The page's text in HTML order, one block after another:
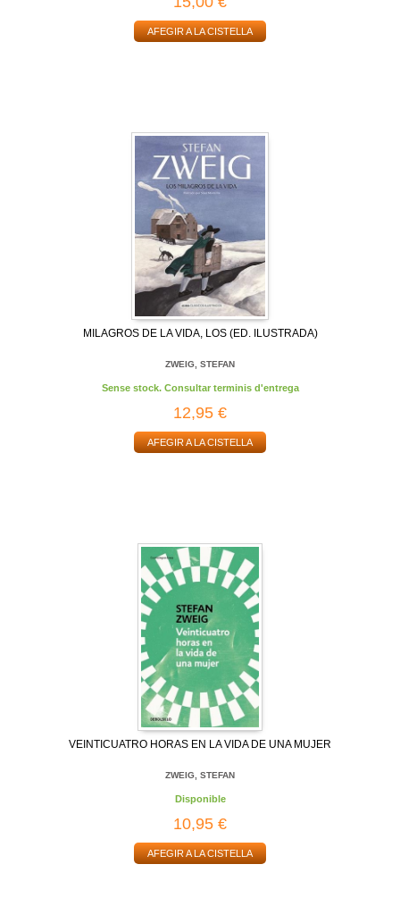
AFEGIR A LA CISTELLA
MILAGROS DE LA VIDA, LOS (ED. ILUSTRADA)
ZWEIG, STEFAN
Sense stock. Consultar terminis d'entrega
12,95 €
AFEGIR A LA CISTELLA
VEINTICUATRO HORAS EN LA VIDA DE UNA MUJER
ZWEIG, STEFAN
Disponible
10,95 €
AFEGIR A LA CISTELLA